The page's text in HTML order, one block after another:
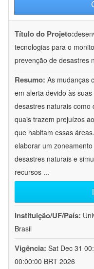
Título do Projeto:
tecnologias para o
prevenção de desastres
Resumo: As mudanças
em alerta devido às
desastres naturais como
quais trazem prejuízos
que habitam essas
elaborar um
desastres naturais e
recursos ...
Instituição/UF/País:
Brasil
Vigência: Sat Dec 31
00:00:00 BRT 2026